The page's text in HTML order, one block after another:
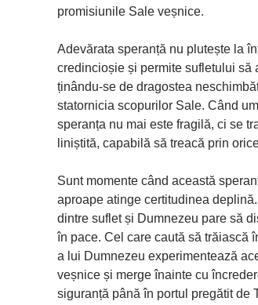
promisiunile Sale veșnice.
Adevărata speranță nu plutește la
credincioșie și permite sufletului să
ținându-se de dragostea
statornicia scopurilor Sale. Când
speranța nu mai este fragilă, ci se
liniștită, capabilă să treacă prin
Sunt momente când această
aproape atinge certitudinea
dintre suflet și Dumnezeu pare să
în pace. Cel care caută să trăiască
a lui Dumnezeu experimentează
veșnice și merge înainte cu
siguranță până în portul pregătit de